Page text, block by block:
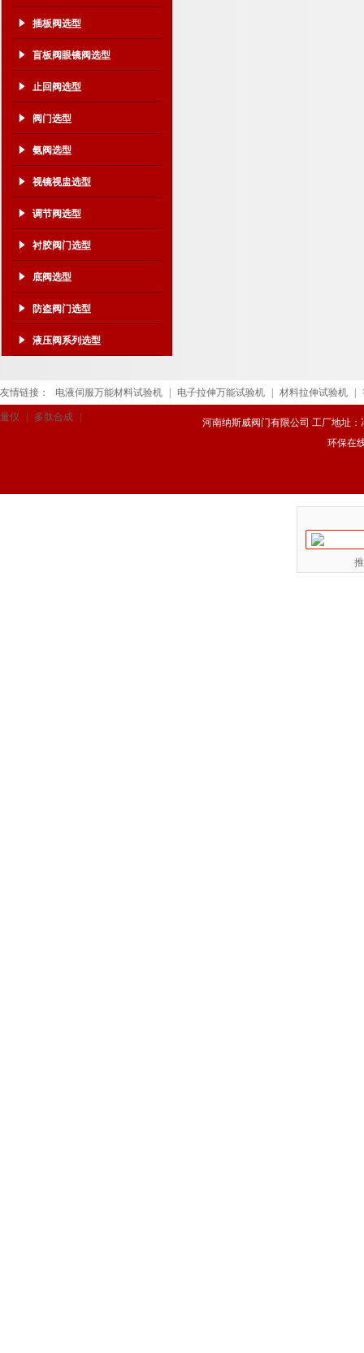
插板阀选型
盲板阀眼镜阀选型
止回阀选型
阀门选型
氨阀选型
视镜视盅选型
调节阀选型
衬胶阀门选型
底阀选型
防盗阀门选型
液压阀系列选型
友情链接： 电液伺服万能材料试验机 电子拉伸万能试验机 材料拉伸试验机
量仪 多肽合成
河南纳斯威阀门有限公司 工厂地址：
环保在